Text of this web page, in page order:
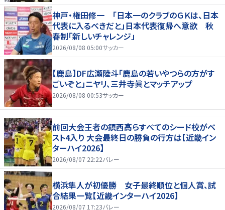
神戸・権田修一 「日本一のクラブのＧＫは、日本
代表に入るべきだと」日本代表復帰へ意欲 秋
春制「新しいチャレンジ」
2026/08/08 05:00サッカー
【鹿島】DF広瀬陸斗「鹿島の若いやつらの方がす
ごいぞと」ニヤリ、三井寺眞とマッチアップ
2026/08/08 00:53サッカー
前回大会王者の鎮西高らすべてのシード校がベ
スト4入り 大会最終日の勝負の行方は【近畿イン
ターハイ2026】
2026/08/07 22:22バレー
横浜隼人が初優勝 女子最終順位と個人賞、試
合結果一覧【近畿インターハイ2026】
2026/08/07 17:23バレー